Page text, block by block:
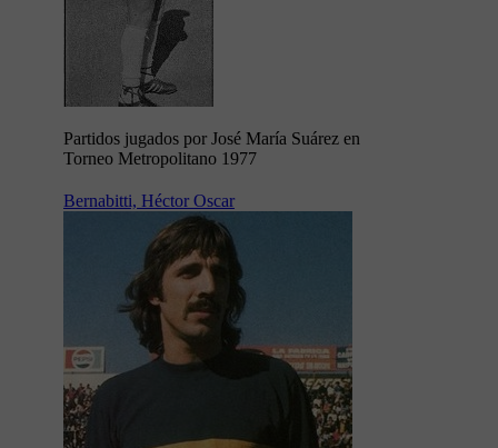
Partidos jugados por José María Suárez en
Torneo Metropolitano 1977
Bernabitti, Héctor Oscar